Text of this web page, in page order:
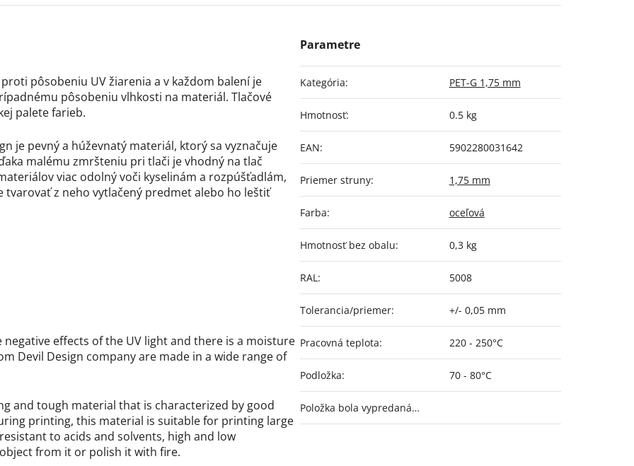
pôsobeniu UV žiarenia a v každom balení je
pôsobeniu vlhkosti na materiál. Tlačové
palete farieb.
je pevný a húževnatý materiál, ktorý sa vyznačuje
malému zmršteniu pri tlači je vhodný na tlač
viac odolný voči kyselinám a rozpúšťadlám,
tvarovať z neho vytlačený predmet alebo ho leštiť
effects of the UV light and there is a moisture
Devil Design company are made in a wide range of
and tough material that is characterized by good
printing, this material is suitable for printing large
to acids and solvents, high and low
from it or polish it with fire.
Kategória: PET-G 1,75 mm
Hmotnosť: 0.5 kg
EAN: 5902280031642
Priemer struny: 1,75 mm
Farba: oceľová
Hmotnosť bez obalu: 0,3 kg
RAL: 5008
Tolerancia/priemer: +/- 0,05 mm
Pracovná teplota: 220 - 250°C
Podložka: 70 - 80°C
Položka bola vypredaná…